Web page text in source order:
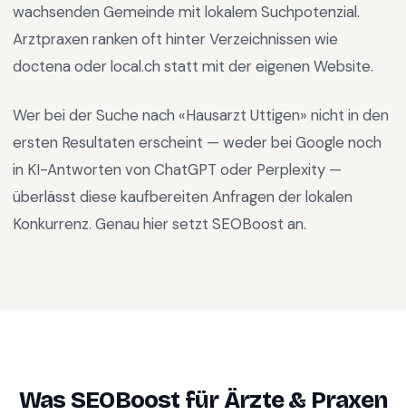
wachsenden Gemeinde mit lokalem Suchpotenzial.
Arztpraxen ranken oft hinter Verzeichnissen wie
doctena oder local.ch statt mit der eigenen Website.
Wer bei der Suche nach «Hausarzt Uttigen» nicht in den
ersten Resultaten erscheint — weder bei Google noch
in KI-Antworten von ChatGPT oder Perplexity —
überlässt diese kaufbereiten Anfragen der lokalen
Konkurrenz. Genau hier setzt SEOBoost an.
Was SEOBoost fürÄrzte & Praxen